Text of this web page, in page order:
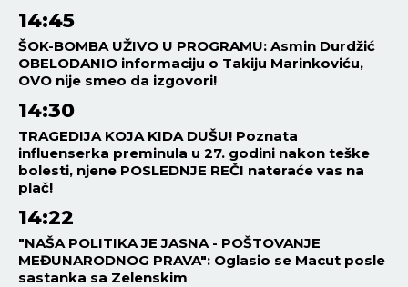
14:45
ŠOK-BOMBA UŽIVO U PROGRAMU: Asmin Durdžić
OBELODANIO informaciju o Takiju Marinkoviću,
OVO nije smeo da izgovori!
14:30
TRAGEDIJA KOJA KIDA DUŠU! Poznata
influenserka preminula u 27. godini nakon teške
bolesti, njene POSLEDNJE REČI nateraće vas na
plač!
14:22
"NAŠA POLITIKA JE JASNA - POŠTOVANJE
MEĐUNARODNOG PRAVA": Oglasio se Macut posle
sastanka sa Zelenskim